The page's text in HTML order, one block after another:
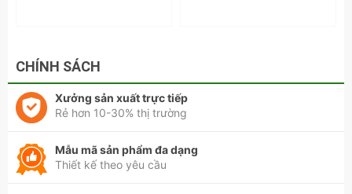
CHÍNH SÁCH
Xưởng sản xuất trực tiếp
Rẻ hơn 10-30% thị trường
Mẫu mã sản phẩm đa dạng
Thiết kế theo yêu cầu